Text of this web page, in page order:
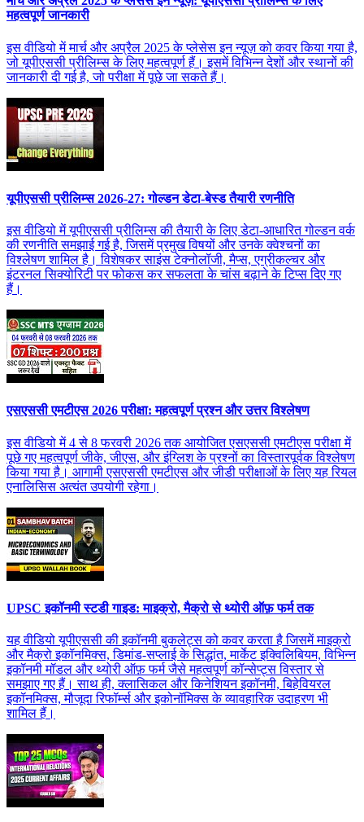
महत्वपूर्ण जानकारी
इस वीडियो में मार्च और अप्रैल 2025 के प्लेसेस इन न्यूज़ को कवर किया गया है,
जो यूपीएससी प्रीलिम्स के लिए महत्वपूर्ण हैं। इसमें विभिन्न देशों और स्थानों की
जानकारी दी गई है, जो परीक्षा में पूछे जा सकते हैं।
यूपीएससी प्रीलिम्स 2026-27: गोल्डन डेटा-बेस्ड तैयारी रणनीति
इस वीडियो में यूपीएससी प्रीलिम्स की तैयारी के लिए डेटा-आधारित गोल्डन वर्क
की रणनीति समझाई गई है, जिसमें प्रमुख विषयों और उनके क्वेश्चनों का
विश्लेषण शामिल है। विशेषकर साइंस टेक्नोलॉजी, मैप्स, एग्रीकल्चर और
इंटरनल सिक्योरिटी पर फोकस कर सफलता के चांस बढ़ाने के टिप्स दिए गए
हैं।
एसएससी एमटीएस 2026 परीक्षा: महत्वपूर्ण प्रश्न और उत्तर विश्लेषण
इस वीडियो में 4 से 8 फरवरी 2026 तक आयोजित एसएससी एमटीएस परीक्षा में
पूछे गए महत्वपूर्ण जीके, जीएस, और इंग्लिश के प्रश्नों का विस्तारपूर्वक विश्लेषण
किया गया है। आगामी एसएससी एमटीएस और जीडी परीक्षाओं के लिए यह रियल
एनालिसिस अत्यंत उपयोगी रहेगा।
UPSC इकॉनमी स्टडी गाइड: माइक्रो, मैक्रो से थ्योरी ऑफ़ फर्म तक
यह वीडियो यूपीएससी की इकॉनमी बुकलेट्स को कवर करता है जिसमें माइक्रो
और मैक्रो इकॉनमिक्स, डिमांड-सप्लाई के सिद्धांत, मार्केट इक्विलिबियम, विभिन्न
इकॉनमी मॉडल और थ्योरी ऑफ़ फर्म जैसे महत्वपूर्ण कॉन्सेप्ट्स विस्तार से
समझाए गए हैं। साथ ही, क्लासिकल और किनेशियन इकॉनमी, बिहेवियरल
इकॉनमिक्स, मौजूदा रिफॉर्म्स और इकोनॉमिक्स के व्यावहारिक उदाहरण भी
शामिल हैं।